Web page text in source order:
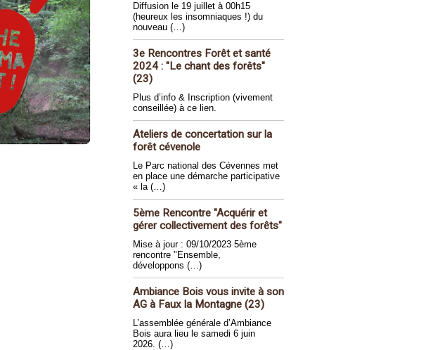
Diffusion le 19 juillet à 00h15
(heureux les insomniaques !) du
nouveau (…)
3e Rencontres Forêt et santé
2024 : "Le chant des forêts"
(23)
Plus d’info & Inscription (vivement
conseillée) à ce lien.
Ateliers de concertation sur la
forêt cévenole
Le Parc national des Cévennes met
en place une démarche participative
« la (…)
5ème Rencontre "Acquérir et
gérer collectivement des forêts"
Mise à jour : 09/10/2023 5ème
rencontre "Ensemble,
développons (…)
Ambiance Bois vous invite à son
AG à Faux la Montagne (23)
L’assemblée générale d’Ambiance
Bois aura lieu le samedi 6 juin
2026. (…)